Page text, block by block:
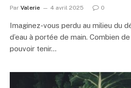
Par Valerie 4 avril 2025 0
Imaginez-vous perdu au milieu du
d’eau à portée de main. Combien
pouvoir tenir…